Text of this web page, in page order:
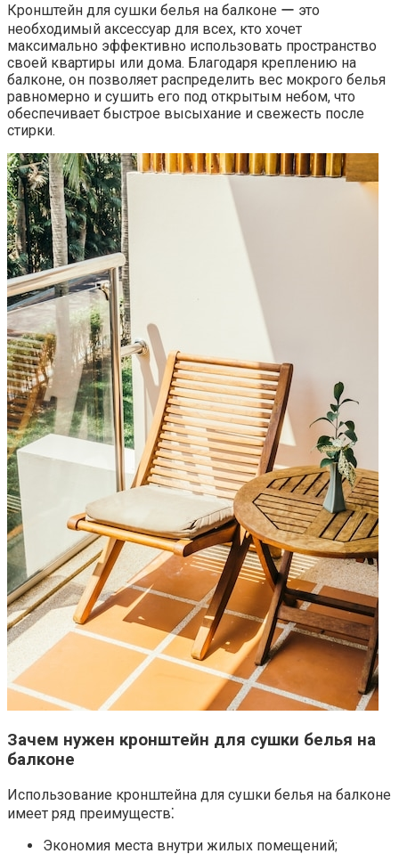
Кронштейн для сушки белья на балконе ー это
необходимый аксессуар для всех, кто хочет
максимально эффективно использовать пространство
своей квартиры или дома.​ Благодаря креплению на
балконе, он позволяет распределить вес мокрого белья
равномерно и сушить его под открытым небом, что
обеспечивает быстрое высыхание и свежесть после
стирки.​
Зачем нужен кронштейн для сушки белья на
балконе
Использование кронштейна для сушки белья на балконе
имеет ряд преимуществ⁚
Экономия места внутри жилых помещений;